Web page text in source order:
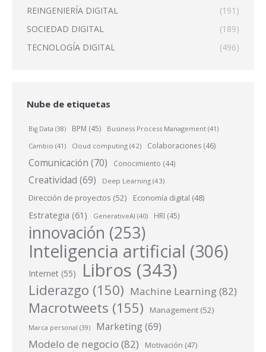
REINGENIERÍA DIGITAL
(191)
SOCIEDAD DIGITAL
(189)
TECNOLOGÍA DIGITAL
(496)
Nube de etiquetas
Big Data (38) BPM (45) Business Process Management (41)
Cambio (41) Cloud computing (42) Colaboraciones (46)
Comunicación (70) Conocimiento (44)
Creatividad (69) Deep Learning (43)
Dirección de proyectos (52) Economía digital (48)
Estrategia (61) GenerativeAI (40) HRI (45)
innovación (253)
Inteligencia artificial (306)
Internet (55) Libros (343)
Liderazgo (150) Machine Learning(82)
Macrotweets (155) Management (52)
Marca personal (39) Marketing (69)
Modelo de negocio (82) Motivación (47)